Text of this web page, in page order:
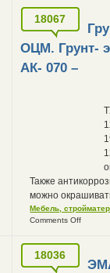
18067
ОЦМ. Грунт-
АК- 070 –
Также
можно
Мебель,
Comments Off
18036